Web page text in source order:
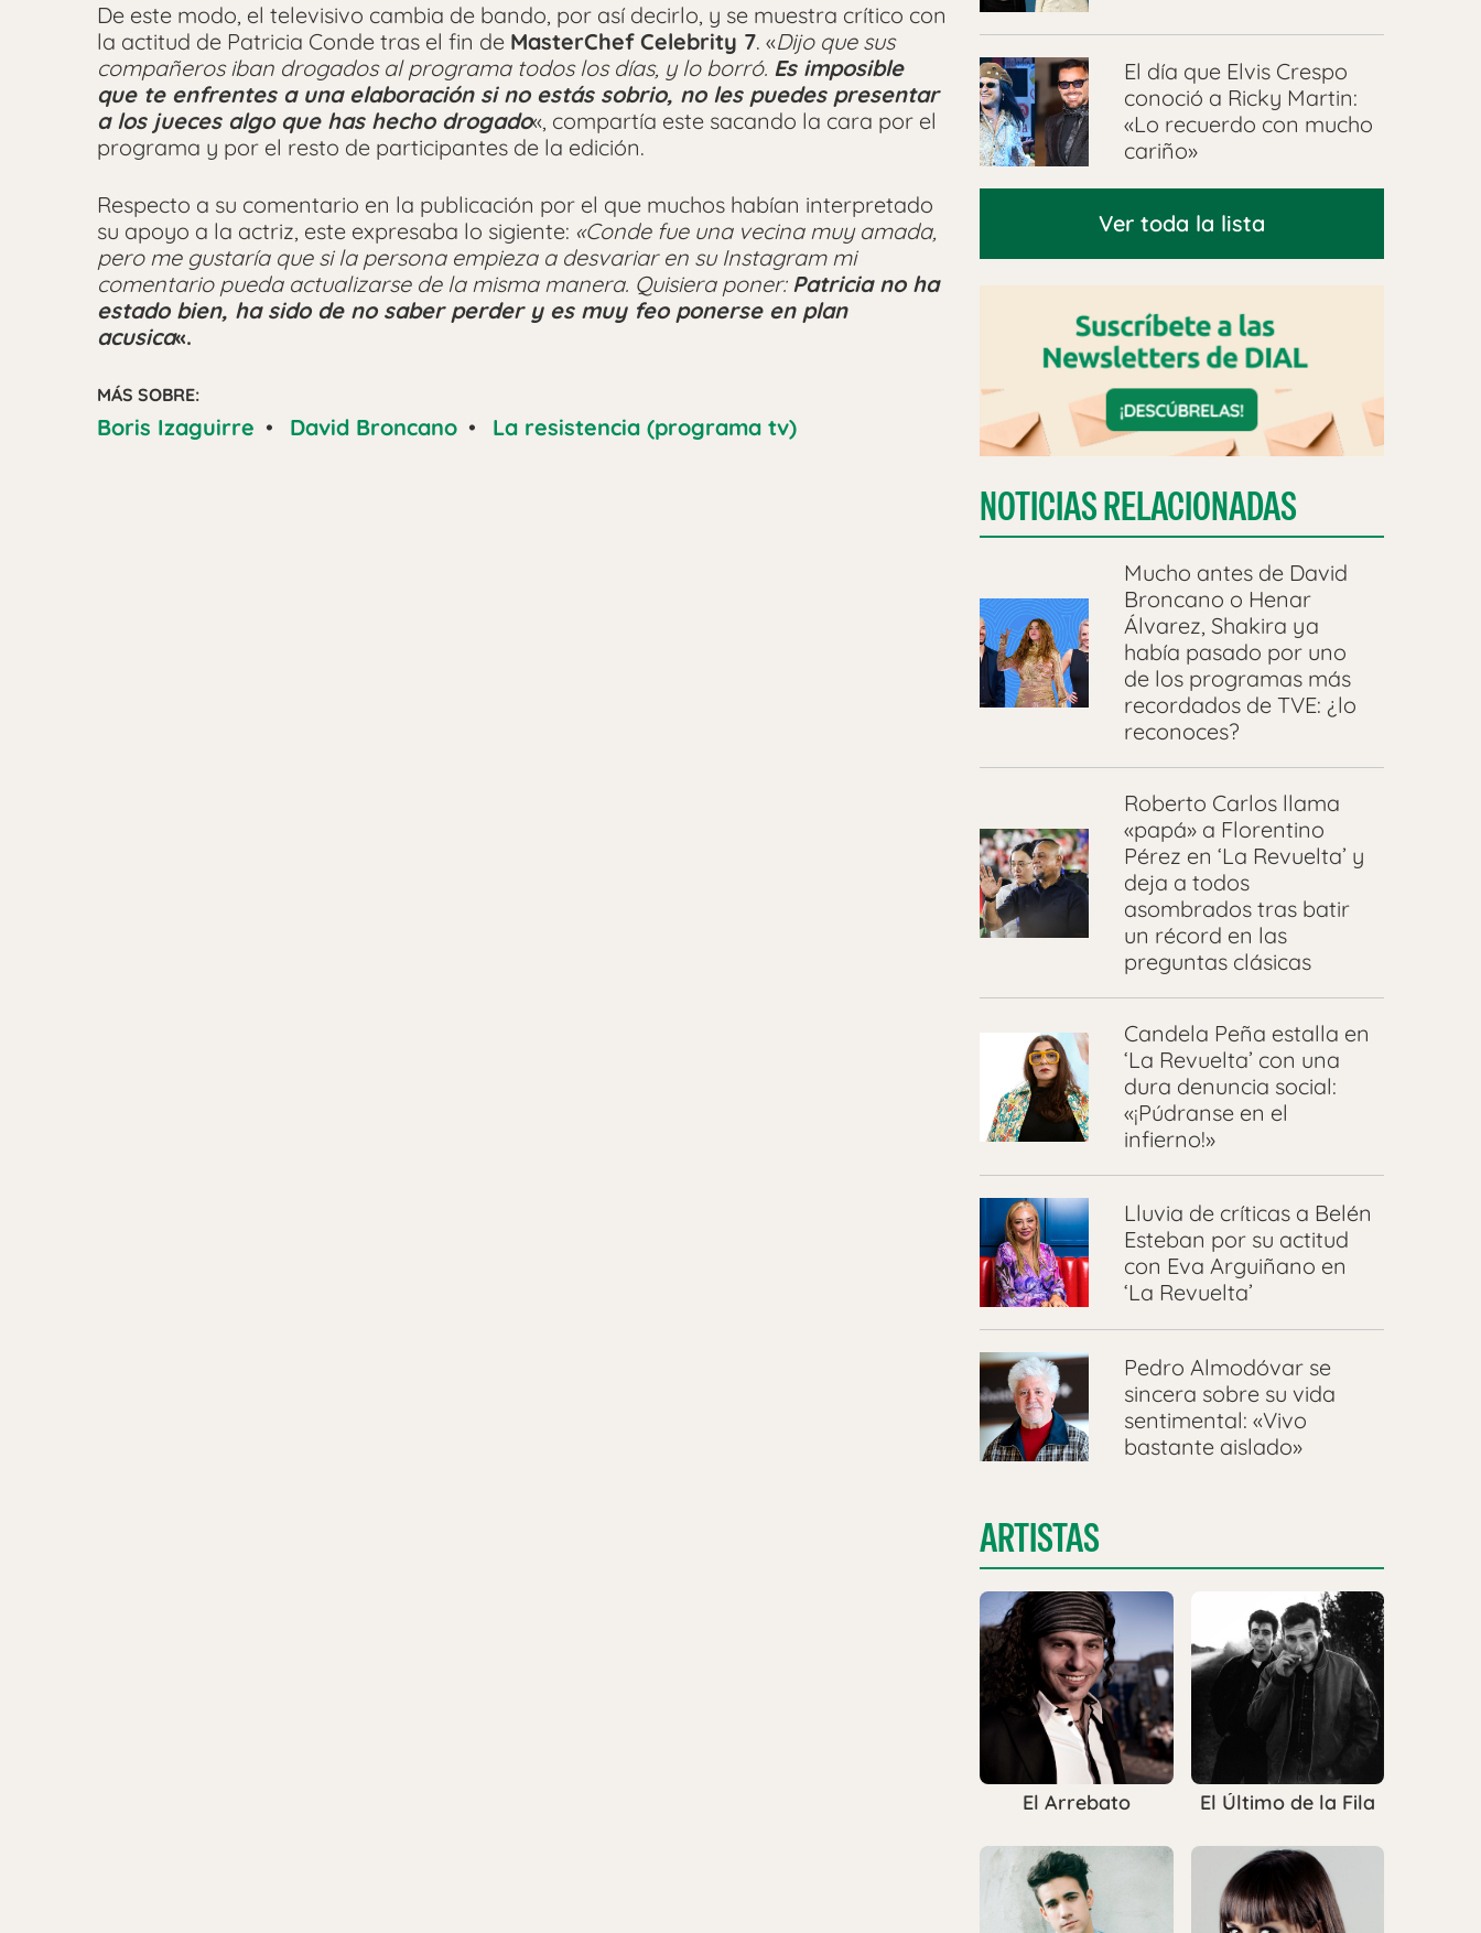
De este modo, el televisivo cambia de bando, por así decirlo, y se muestra crítico con
la actitud de Patricia Conde tras el fin de MasterChef Celebrity 7. «Dijo que sus
compañeros iban drogados al programa todos los días, y lo borró. Es imposible
que te enfrentes a una elaboración si no estás sobrio, no les puedes presentar
a los jueces algo que has hecho drogado«, compartía este sacando la cara por el
programa y por el resto de participantes de la edición.
Respecto a su comentario en la publicación por el que muchos habían interpretado
su apoyo a la actriz, este expresaba lo sigiente: «Conde fue una vecina muy amada,
pero me gustaría que si la persona empieza a desvariar en su Instagram mi
comentario pueda actualizarse de la misma manera. Quisiera poner: Patricia no ha
estado bien, ha sido de no saber perder y es muy feo ponerse en plan
acusica«.
MÁS SOBRE:
Boris Izaguirre • David Broncano • La resistencia (programa tv)
El día que Elvis Crespo
conoció a Ricky Martin:
«Lo recuerdo con mucho
cariño»
Ver toda la lista
NOTICIAS RELACIONADAS
Mucho antes de David
Broncano o Henar
Álvarez, Shakira ya
había pasado por uno
de los programas más
recordados de TVE: ¿lo
reconoces?
Roberto Carlos llama
«papá» a Florentino
Pérez en ‘La Revuelta’ y
deja a todos
asombrados tras batir
un récord en las
preguntas clásicas
Candela Peña estalla en
‘La Revuelta’ con una
dura denuncia social:
«¡Púdranse en el
infierno!»
Lluvia de críticas a Belén
Esteban por su actitud
con Eva Arguiñano en
‘La Revuelta’
Pedro Almodóvar se
sincera sobre su vida
sentimental: «Vivo
bastante aislado»
ARTISTAS
El Arrebato El Último de la Fila